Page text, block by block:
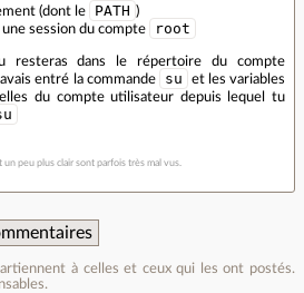
(dont le PATH )
session du compte
root
resteras dans le répertoire du compte
entré la commande
su
et les variables
du compte utilisateur depuis lequel tu
peu plus clair sont parfois très mal vus.
à celles et ceux qui les ont postés.